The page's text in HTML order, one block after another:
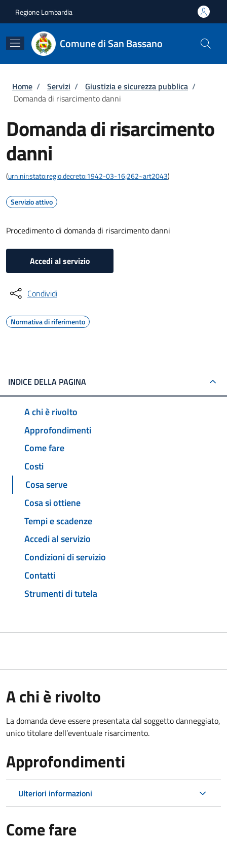
Regione Lombardia
Comune di San Bassano
Briciole di pane
Home / Servizi / Giustizia e sicurezza pubblica /
Domanda di risarcimento danni
Domanda di risarcimento
danni
(urn:nir:stato:regio.decreto:1942-03-16;262~art2043)
Servizio attivo
Procedimento di domanda di risarcimento danni
Accedi al servizio
Condividi
Normativa di riferimento
INDICE DELLA PAGINA
A chi è rivolto
Approfondimenti
Come fare
Costi
Cosa serve
Cosa si ottiene
Tempi e scadenze
Accedi al servizio
Condizioni di servizio
Contatti
Strumenti di tutela
A chi è rivolto
La domanda deve essere presentata dal soggetto danneggiato,
unico titolare dell’eventuale risarcimento.
Approfondimenti
Ulteriori informazioni
Come fare